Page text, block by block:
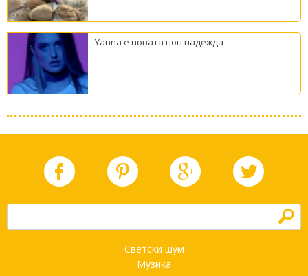
Yanna е новата поп надежда
h
Светски шум
Музика